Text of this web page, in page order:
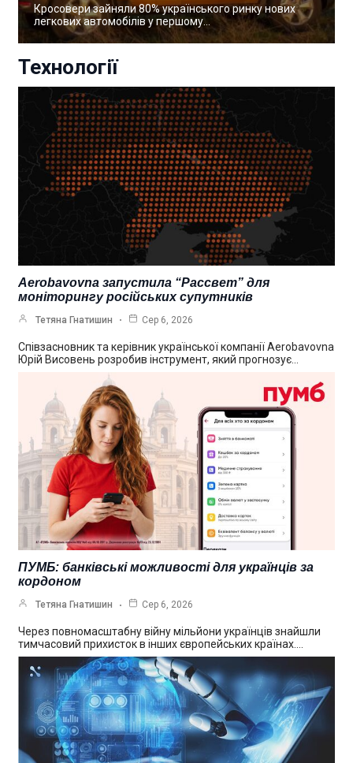
Кросовери зайняли 80% українського ринку нових
легкових автомобілів у першому…
Технології
Aerobavovna запустила “Рассвет” для
моніторингу російських супутників
Тетяна Гнатишин Сер 6, 2026
Співзасновник та керівник української компанії Aerobavovna
Юрій Висовень розробив інструмент, який прогнозує…
ПУМБ: банківські можливості для українців за
кордоном
Тетяна Гнатишин Сер 6, 2026
Через повномасштабну війну мільйони українців знайшли
тимчасовий прихисток в інших європейських країнах.…